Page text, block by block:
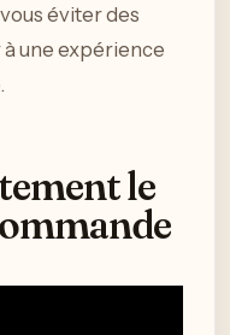
éviter des
une expérience
le